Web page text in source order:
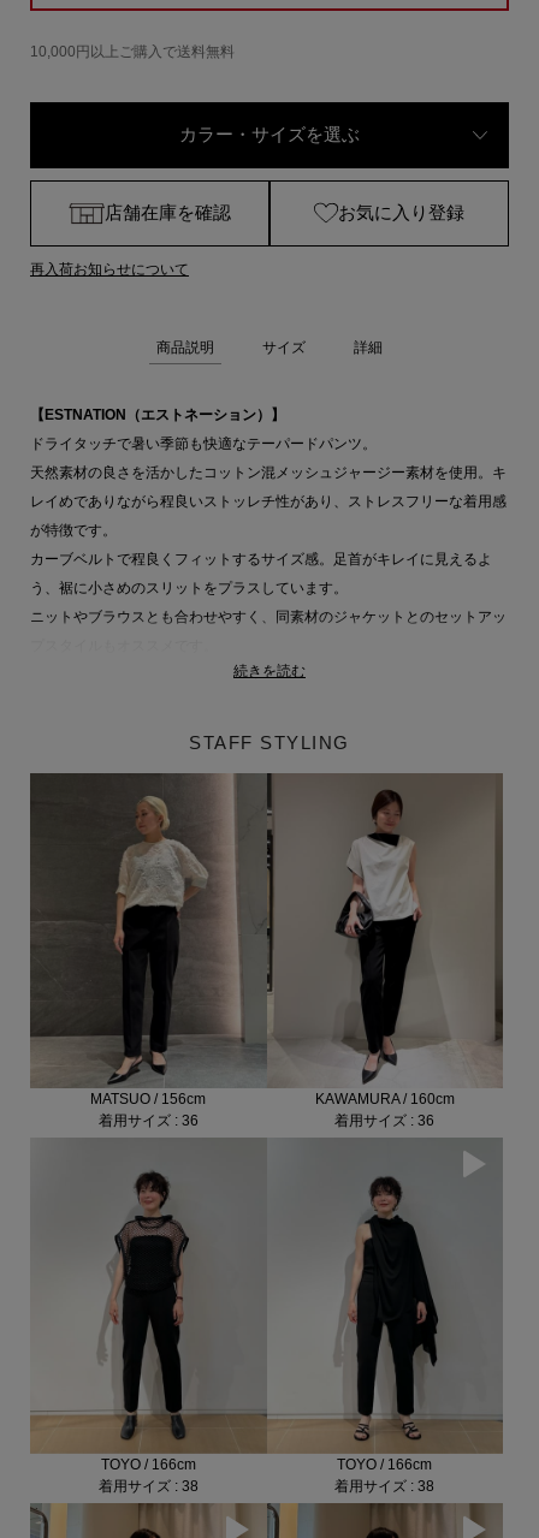
10,000円以上ご購入で送料無料
カラー・サイズを選ぶ
店舗在庫を確認 お気に入り登録
再入荷お知らせについて
商品説明 サイズ 詳細
【ESTNATION（エストネーション）】
ドライタッチで暑い季節も快適なテーパードパンツ。
天然素材の良さを活かしたコットン混メッシュジャージー素材を使用。キ
レイめでありながら程良いストッレチ性があり、ストレスフリーな着用感
が特徴です。
カーブベルトで程良くフィットするサイズ感。足首がキレイに見えるよ
う、裾に小さめのスリットをプラスしています。
ニットやブラウスとも合わせやすく、同素材のジャケットとのセットアッ
ジャケット品番：61-109-04-050355 詳細はこちら
ESTNATION 商品一覧
続きを読む
STAFF STYLING
MATSUO / 156cm
着用サイズ : 36
KAWAMURA / 160cm
着用サイズ : 36
TOYO / 166cm
着用サイズ : 38
TOYO / 166cm
着用サイズ : 38